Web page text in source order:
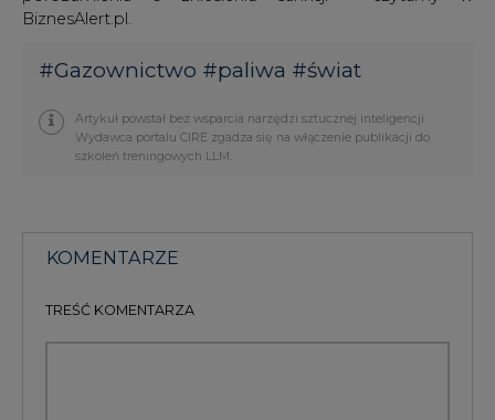
BiznesAlert.pl.
#Gazownictwo #paliwa #świat
Artykuł powstał bez wsparcia narzędzi sztucznej inteligencji.
Wydawca portalu CIRE zgadza się na włączenie publikacji do
szkoleń treningowych LLM.
KOMENTARZE
TREŚĆ KOMENTARZA